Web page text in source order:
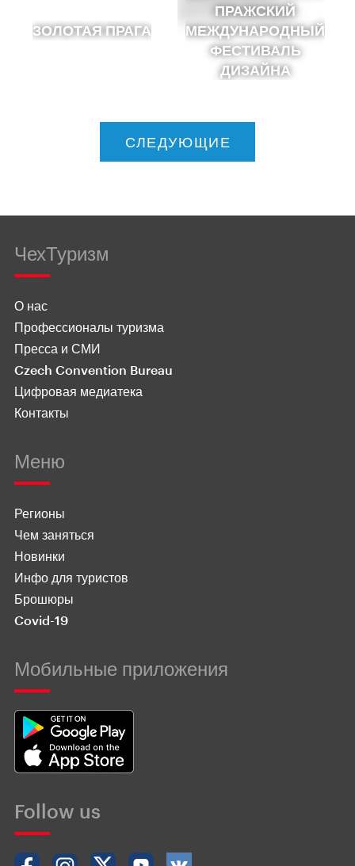
ЗОЛОТАЯ ПРАГА
ПРАЖСКИЙ
МЕЖДУНАРОДНЫЙ
ФЕСТИВАЛЬ
ДИЗАЙНА
СЛЕДУЮЩИЕ
ЧехТуризм
О нас
Профессионалы туризма
Пресса и СМИ
Czech Convention Bureau
Цифровая медиатека
Контакты
Меню
Регионы
Чем заняться
Новинки
Инфо для туристов
Брошюры
Covid-19
Мобильные приложения
Follow us